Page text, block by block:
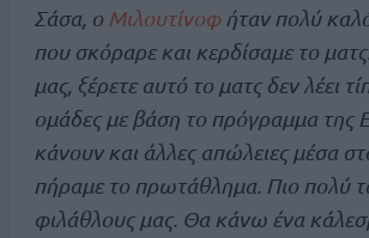
Σάσα, ο Μιλουτίνοφήταν πολύ
που σκόραρε και κερδίσαμε το
μας, ξέρετε αυτό το ματς δεν λέει
ομάδες με βάση το πρόγραμμα της
κάνουν και άλλες απώλειες μέσα
πήραμε το πρωτάθλημα. Πιο πολύ
φιλάθλους μας. Θα κάνω ένα